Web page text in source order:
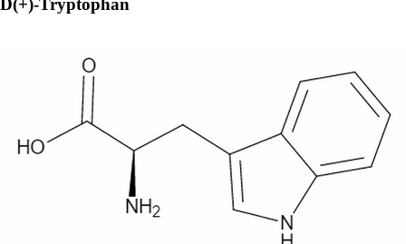
D(+)-Tryptophan